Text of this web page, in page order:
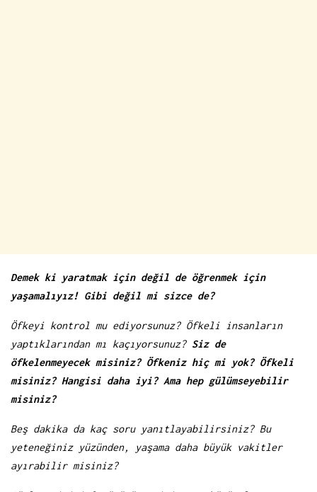
Demek ki yaratmak için değil de öğrenmek için
yaşamalıyız! Gibi değil mi sizce de?
Öfkeyi kontrol mu ediyorsunuz? Öfkeli insanların
yaptıklarından mı kaçıyorsunuz? Siz de
öfkelenmeyecek misiniz? Öfkeniz hiç mi yok? Öfkeli
misiniz? Hangisi daha iyi? Ama hep gülümseyebilir
misiniz?
Beş dakika da kaç soru yanıtlayabilirsiniz? Bu
yeteneğiniz yüzünden, yaşama daha büyük vakitler
ayırabilir misiniz?